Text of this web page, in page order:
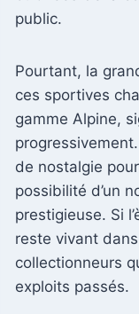
public.
Pourtant, la
ces sportives
gamme Alpine,
de nostalgie
possibilité d’un
prestigieuse. Si
reste vivant
collectionneurs
exploits passés.